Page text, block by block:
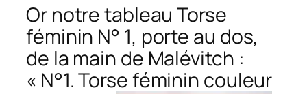
Or notre tableauTorse
féminin N° 1, porte au dos,
de la main de Malévitch :
« N°1.Torse féminin couleur